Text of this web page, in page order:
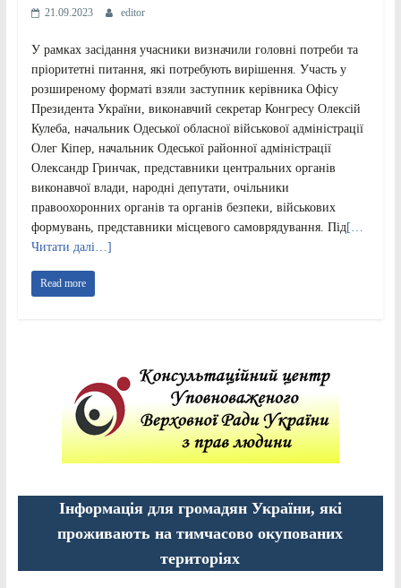
21.09.2023 editor
У рамках засідання учасники визначили головні потреби та
пріоритетні питання, які потребують вирішення. Участь у
розширеному форматі взяли заступник керівника Офісу
Президента України, виконавчий секретар Конгресу Олексій
Кулеба, начальник Одеської обласної військової адміністрації
Олег Кіпер, начальник Одеської районної адміністрації
Олександр Гринчак, представники центральних органів
виконавчої влади, народні депутати, очільники
правоохоронних органів та органів безпеки, військових
формувань, представники місцевого самоврядування. Під[…
Читати далі…]
Read more
Інформація для громадян України, які
проживають на тимчасово окупованих
територіях